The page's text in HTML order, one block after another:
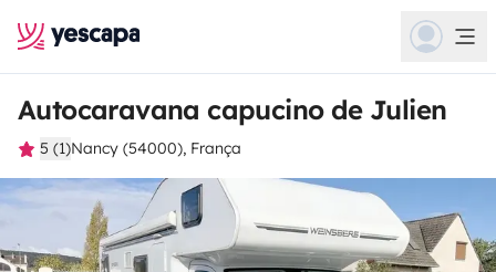
Autocaravana capucino de Julien
5 (1)Nancy (54000), França